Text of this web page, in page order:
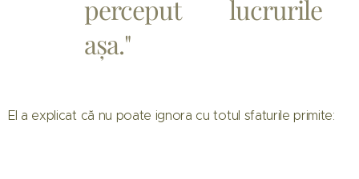
perceput lucrurile
așa."
El a explicat că nu poate ignora cu totul sfaturile primite: